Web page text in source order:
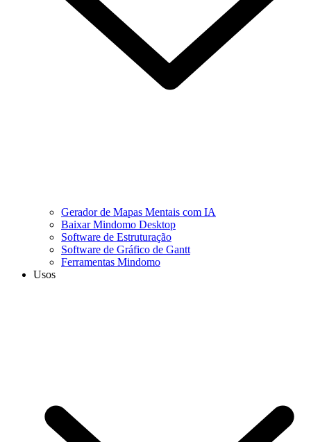
Gerador de Mapas Mentais com IA
Baixar Mindomo Desktop
Software de Estruturação
Software de Gráfico de Gantt
Ferramentas Mindomo
Usos